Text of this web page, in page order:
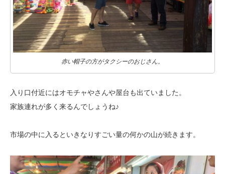
赤い帽子の方がタクシーのおじさん。
入り口付近にはオモチャやさんや屋台も出ていました。
家族連れが多く来るんでしょうね♪
市場の中に入るといきなりすごい量の何かの山が続きます。